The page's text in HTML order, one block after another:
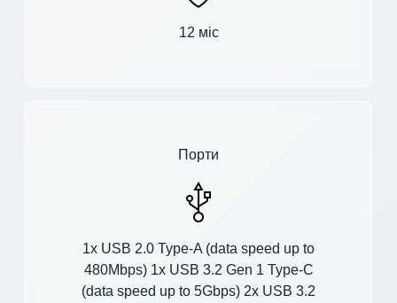
12 міс
Порти
1x USB 2.0 Type-A (data speed up to
480Mbps) 1x USB 3.2 Gen 1 Type-C
(data speed up to 5Gbps) 2x USB 3.2